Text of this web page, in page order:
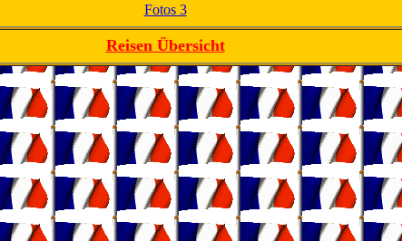
Fotos 3
Reisen Übersicht